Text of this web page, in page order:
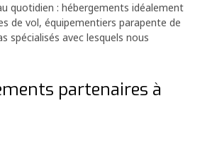
quotidien : hébergements idéalement
de vol, équipementiers parapente de
spécialisés avec lesquels nous
partenaires à